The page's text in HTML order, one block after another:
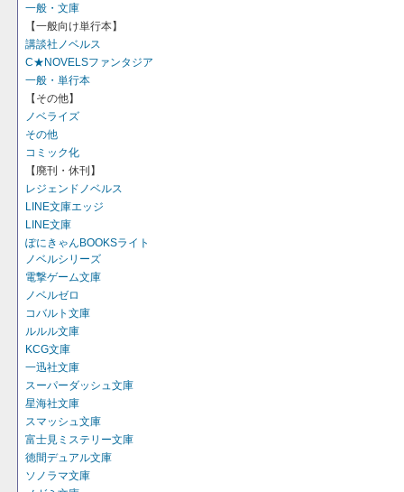
一般・文庫
【一般向け単行本】
講談社ノベルス
C★NOVELSファンタジア
一般・単行本
【その他】
ノベライズ
その他
コミック化
【廃刊・休刊】
レジェンドノベルス
LINE文庫エッジ
LINE文庫
ぽにきゃんBOOKSライト
ノベルシリーズ
電撃ゲーム文庫
ノベルゼロ
コバルト文庫
ルルル文庫
KCG文庫
一迅社文庫
スーパーダッシュ文庫
星海社文庫
スマッシュ文庫
富士見ミステリー文庫
徳間デュアル文庫
ソノラマ文庫